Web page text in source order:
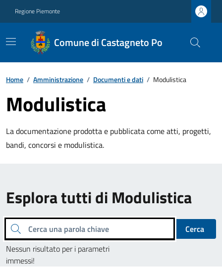
Regione Piemonte
Comune di Castagneto Po
Home / Amministrazione / Documenti e dati / Modulistica
Modulistica
La documentazione prodotta e pubblicata come atti, progetti,
bandi, concorsi e modulistica.
Esplora tutti di Modulistica
Cerca una parola chiave
Cerca
Nessun risultato per i parametri
immessi!